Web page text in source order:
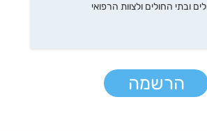
ובתי החולים ולצוות הרפואי
הרשמה